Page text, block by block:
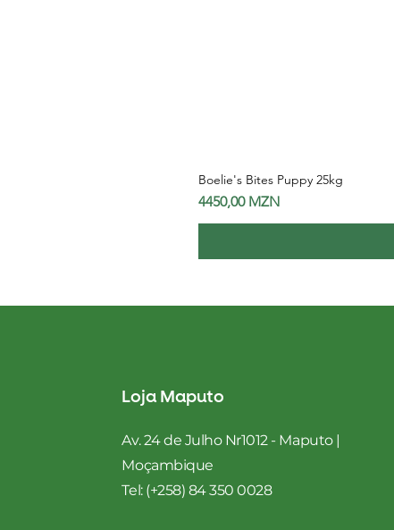
Boelie's Bites Puppy 25kg
Preço
4450,00 MZN
Loja Maputo
Av. 24 de Julho Nr1012 - Maputo |
Moçambique
Tel: (+258) 84 350 0028